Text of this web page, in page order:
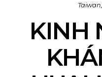
Taiwan
KINH